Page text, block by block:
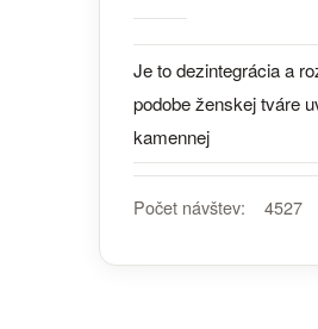
Je to dezintegrácia a
podobe ženskej tváre
kamennej
Počet návštev: 4527